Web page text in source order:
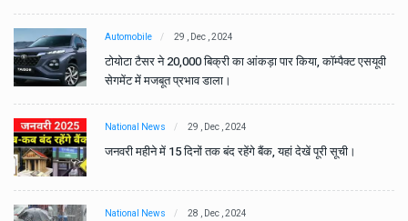
Automobile 29 , Dec , 2024
टोयोटा टैसर ने 20,000 बिक्री का आंकड़ा पार किया, कॉम्पैक्ट एसयूवी
सेगमेंट में मजबूत प्रभाव डाला।
National News 29 , Dec , 2024
जनवरी महीने में 15 दिनों तक बंद रहेंगे बैंक, यहां देखें पूरी सूची।
National News 28 , Dec , 2024